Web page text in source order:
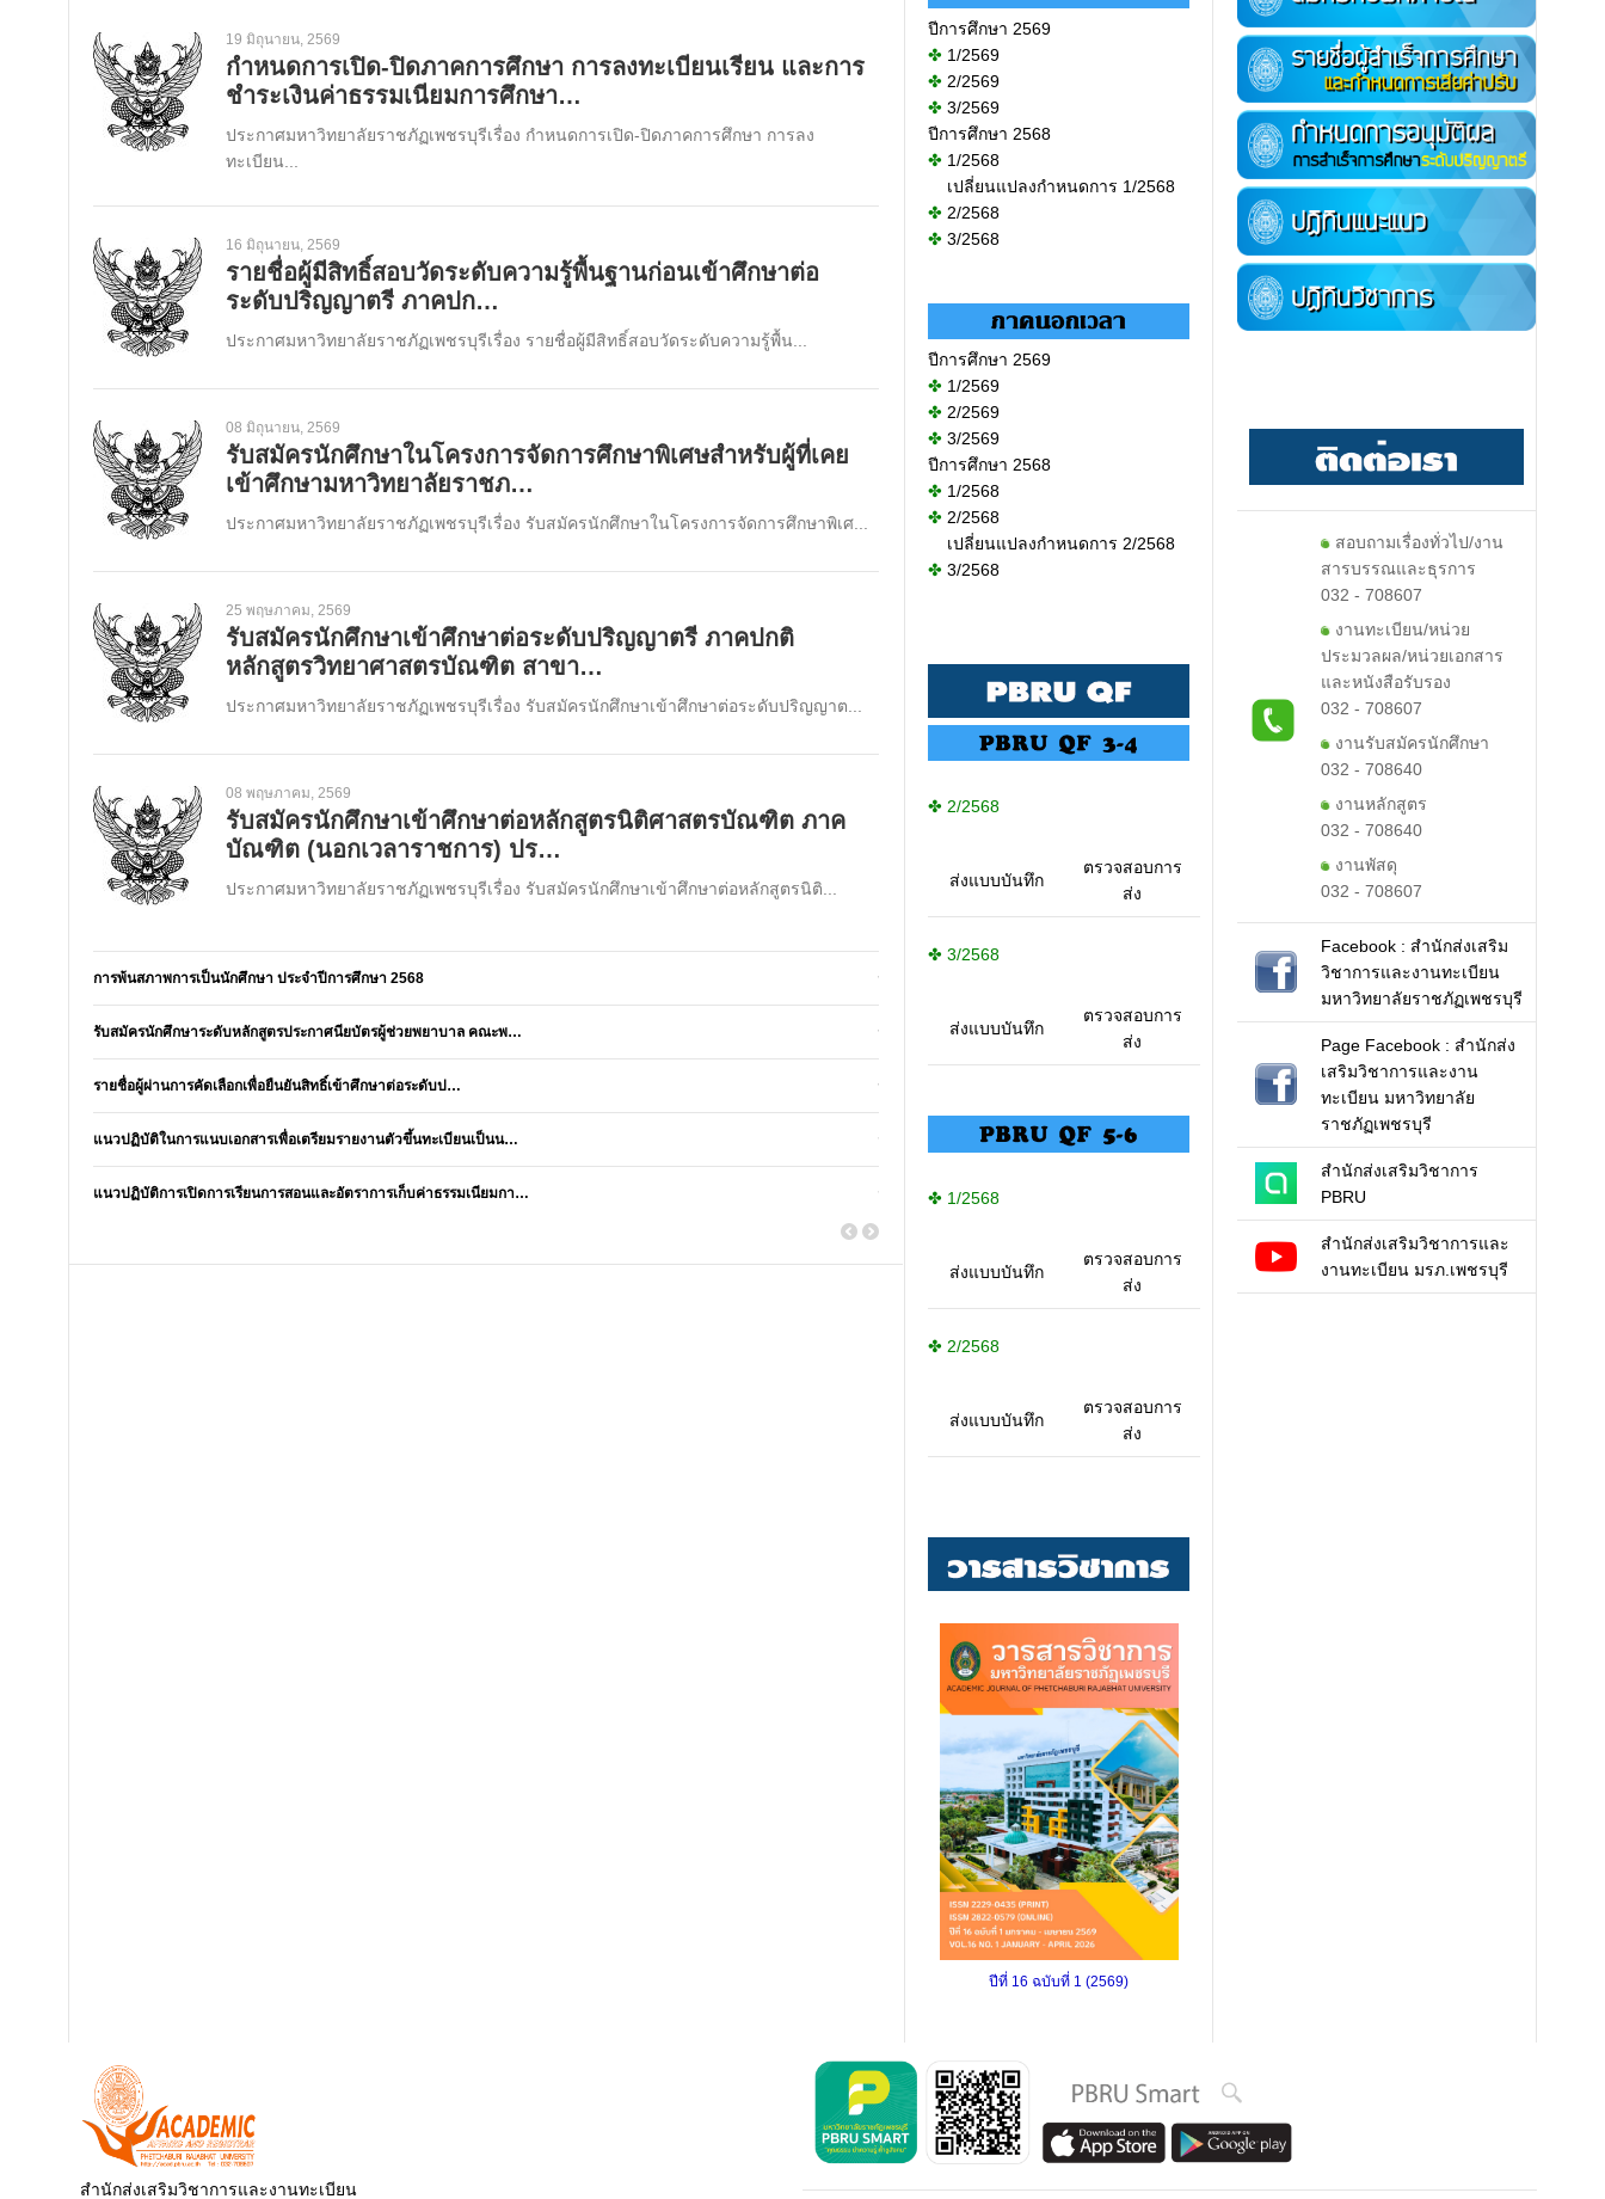
19 มิถุนายน, 2569
กำหนดการเปิด-ปิดภาคการศึกษา การลงทะเบียนเรียน และการ
ชำระเงินค่าธรรมเนียมการศึกษา…
ประกาศมหาวิทยาลัยราชภัฏเพชรบุรีเรื่อง กำหนดการเปิด-ปิดภาคการศึกษา การลง
ทะเบียน...
16 มิถุนายน, 2569
รายชื่อผู้มีสิทธิ์สอบวัดระดับความรู้พื้นฐานก่อนเข้าศึกษาต่อ
ระดับปริญญาตรี ภาคปก…
ประกาศมหาวิทยาลัยราชภัฏเพชรบุรีเรื่อง รายชื่อผู้มีสิทธิ์สอบวัดระดับความรู้พื้น...
08 มิถุนายน, 2569
รับสมัครนักศึกษาในโครงการจัดการศึกษาพิเศษสำหรับผู้ที่เคย
เข้าศึกษามหาวิทยาลัยราชภ…
ประกาศมหาวิทยาลัยราชภัฏเพชรบุรีเรื่อง รับสมัครนักศึกษาในโครงการจัดการศึกษาพิเศ...
25 พฤษภาคม, 2569
รับสมัครนักศึกษาเข้าศึกษาต่อระดับปริญญาตรี ภาคปกติ
หลักสูตรวิทยาศาสตรบัณฑิต สาขา…
ประกาศมหาวิทยาลัยราชภัฏเพชรบุรีเรื่อง รับสมัครนักศึกษาเข้าศึกษาต่อระดับปริญญาต...
08 พฤษภาคม, 2569
รับสมัครนักศึกษาเข้าศึกษาต่อหลักสูตรนิติศาสตรบัณฑิต ภาค
บัณฑิต (นอกเวลาราชการ) ปร…
ประกาศมหาวิทยาลัยราชภัฏเพชรบุรีเรื่อง รับสมัครนักศึกษาเข้าศึกษาต่อหลักสูตรนิติ...
การพ้นสภาพการเป็นนักศึกษา ประจำปีการศึกษา 2568
รับสมัครนักศึกษาระดับหลักสูตรประกาศนียบัตรผู้ช่วยพยาบาล คณะพ…
รายชื่อผู้ผ่านการคัดเลือกเพื่อยืนยันสิทธิ์เข้าศึกษาต่อระดับป…
แนวปฏิบัติในการแนบเอกสารเพื่อเตรียมรายงานตัวขึ้นทะเบียนเป็นน…
แนวปฏิบัติการเปิดการเรียนการสอนและอัตราการเก็บค่าธรรมเนียมกา…
รายชื่อผู้มีสิทธิ์รายงานตัวเป็นนักศึกษาใหม่ระดับปริญญาตรี ภา…
รายชื่อผู้ผ่านการคัดเลือกเพื่อยืนยันสิทธิ์เข้าศึกษาต่อระดับป…
รายชื่อผู้ผ่านการคัดเลือกเพื่อยืนยันสิทธิ์เข้าศึกษาต่อระดับป…
กำหนดการเปิด-ปิดภาคการศึกษา การลงทะเบียนเรียน และการชำระเงิน…
การพ้นสภาพการเป็นนักศึกษา ประจำปีการศึกษา 2568
ปีการศึกษา 2569
✤ 1/2569
✤ 2/2569
✤ 3/2569
ปีการศึกษา 2568
✤ 1/2568
เปลี่ยนแปลงกำหนดการ 1/2568
✤ 2/2568
✤ 3/2568
ปีการศึกษา 2569
✤ 1/2569
✤ 2/2569
✤ 3/2569
ปีการศึกษา 2568
✤ 1/2568
✤ 2/2568
เปลี่ยนแปลงกำหนดการ 2/2568
✤ 3/2568
✤ 2/2568
ส่งแบบบันทึก
ตรวจสอบการ
ส่ง
✤ 3/2568
ส่งแบบบันทึก
ตรวจสอบการ
ส่ง
✤ 1/2568
ส่งแบบบันทึก
ตรวจสอบการ
ส่ง
✤ 2/2568
ส่งแบบบันทึก
ตรวจสอบการ
ส่ง
ปีที่ 16 ฉบับที่ 1 (2569)
สอบถามเรื่องทั่วไป/งาน
สารบรรณและธุรการ
032 - 708607
งานทะเบียน/หน่วย
ประมวลผล/หน่วยเอกสาร
และหนังสือรับรอง
032 - 708607
งานรับสมัครนักศึกษา
032 - 708640
งานหลักสูตร
032 - 708640
งานพัสดุ
032 - 708607
Facebook : สำนักส่งเสริม
วิชาการและงานทะเบียน
มหาวิทยาลัยราชภัฏเพชรบุรี
Page Facebook : สำนักส่ง
เสริมวิชาการและงาน
ทะเบียน มหาวิทยาลัย
ราชภัฏเพชรบุรี
สำนักส่งเสริมวิชาการ
PBRU
สำนักส่งเสริมวิชาการและ
งานทะเบียน มรภ.เพชรบุรี
สำนักส่งเสริมวิชาการและงานทะเบียน